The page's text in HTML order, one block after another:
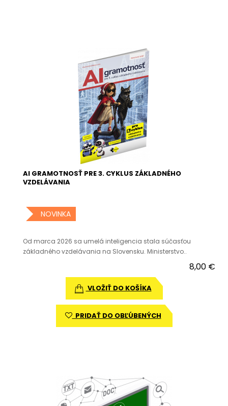
AI GRAMOTNOSŤ PRE 3. CYKLUS ZÁKLADNÉHO
VZDELÁVANIA
NOVINKA
Od marca 2026 sa umelá inteligencia stala súčasťou
základného vzdelávania na Slovensku. Ministerstvo..
8,00 €
VLOŽIŤ DO KOŠÍKA
PRIDAŤ DO OBĽÚBENÝCH